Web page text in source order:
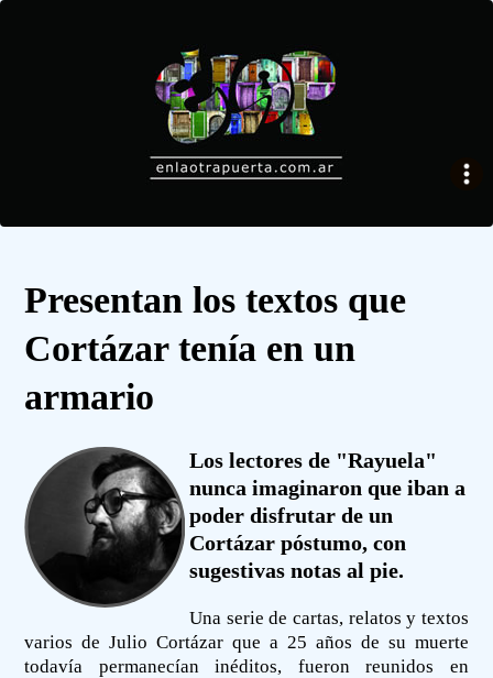
Presentan los textos que
Cortázar tenía en un
armario
Los lectores de "Rayuela"
nunca imaginaron que iban a
poder disfrutar de un
Cortázar póstumo, con
sugestivas notas al pie.
Una serie de cartas, relatos y textos
varios de Julio Cortázar que a 25 años de su muerte
todavía permanecían inéditos, fueron reunidos en